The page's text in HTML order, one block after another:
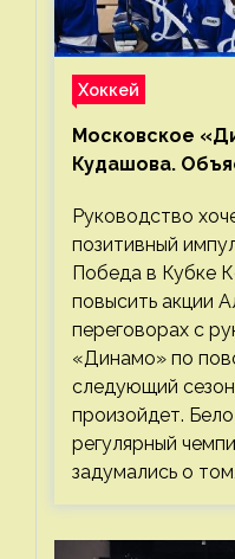
Хоккей
Московское
Кудашова.
Руководство
позитивный
Победа в Кубке
повысить акции
переговорах с
«Динамо» по
следующий
произойдет.
регулярный
задумались о